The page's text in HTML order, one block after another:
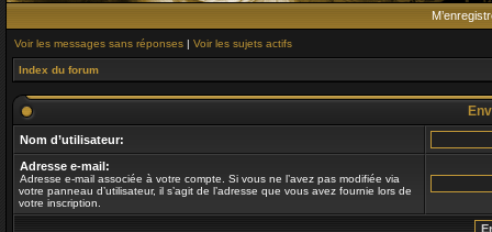
Voir les messages sans réponses | Voir les sujets actifs
Index du forum
Nom d’utilisateur:
Adresse e-mail:
Adresse e-mail associée à votre compte. Si vous ne l’avez pas modifiée via
votre panneau d’utilisateur, il s’agit de l’adresse que vous avez fournie lors de
votre inscription.